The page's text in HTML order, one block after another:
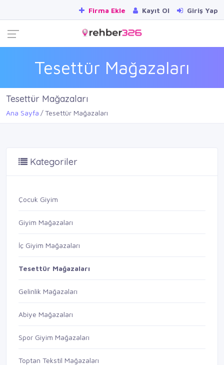
Firma Ekle Kayıt Ol Giriş Yap
Tesettür Mağazaları
Tesettür Mağazaları
Ana Sayfa Tesettür Mağazaları
Kategoriler
Çocuk Giyim
Giyim Mağazaları
İç Giyim Mağazaları
Tesettür Mağazaları
Gelinlik Mağazaları
Abiye Mağazaları
Spor Giyim Mağazaları
Toptan Tekstil Mağazaları